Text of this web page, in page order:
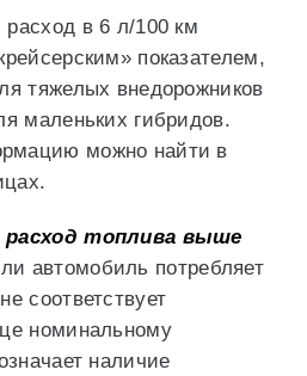
в 6 л/100 км
показателем,
тяжелых внедорожников
маленьких гибридов.
можно найти в
топлива выше
автомобиль потребляет
соответствует
номинальному
наличие